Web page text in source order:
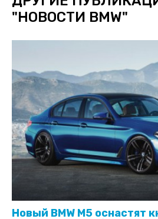
"НОВОСТИ BMW"
Новый BMW M5 оснастят